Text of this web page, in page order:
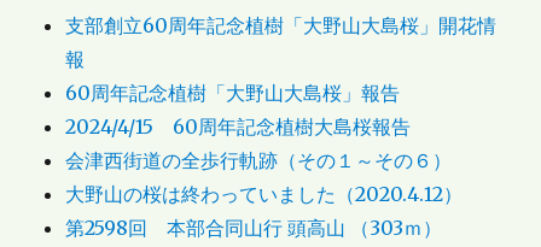
支部創立60周年記念植樹「大野山大島桜」開花情
報
60周年記念植樹「大野山大島桜」報告
2024/4/15 60周年記念植樹大島桜報告
会津西街道の全歩行軌跡（その１～その６）
大野山の桜は終わっていました（2020.4.12）
第2598回 本部合同山行 頭高山 （303ｍ）